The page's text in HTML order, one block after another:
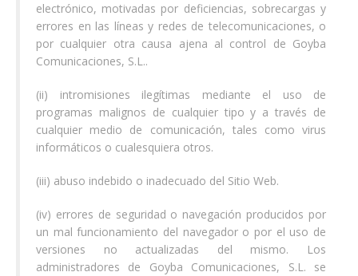
electrónico, motivadas por deficiencias, sobrecargas y
errores en las líneas y redes de telecomunicaciones, o
por cualquier otra causa ajena al control de Goyba
Comunicaciones, S.L..
(ii) intromisiones ilegítimas mediante el uso de
programas malignos de cualquier tipo y a través de
cualquier medio de comunicación, tales como virus
informáticos o cualesquiera otros.
(iii) abuso indebido o inadecuado del Sitio Web.
(iv) errores de seguridad o navegación producidos por
un mal funcionamiento del navegador o por el uso de
versiones no actualizadas del mismo. Los
administradores de Goyba Comunicaciones, S.L. se